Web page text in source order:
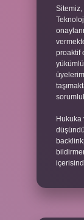
Sitemiz,
proaktif
Hukuka